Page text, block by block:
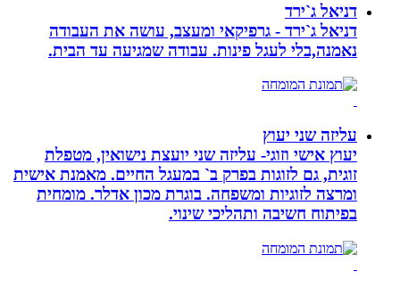
דניאל ג`ירד
דניאל ג`ירד - גרפיקאי ומעצב, עושה את העבודה
נאמנה,בלי לעגל פינות. עבודה שמגיעה עד הבית.
עליזה שני יעוץ
יעוץ אישי וזוגי- עליזה שני יועצת נישואין, מטפלת
זוגית, גם לזוגות בפרק ב` במעגל החיים. מאמנת אישית
ומרצה לזוגיות ומשפחה. בוגרת מכון אדלר. מומחית
בפיתוח חשיבה ותהליכי שינוי.